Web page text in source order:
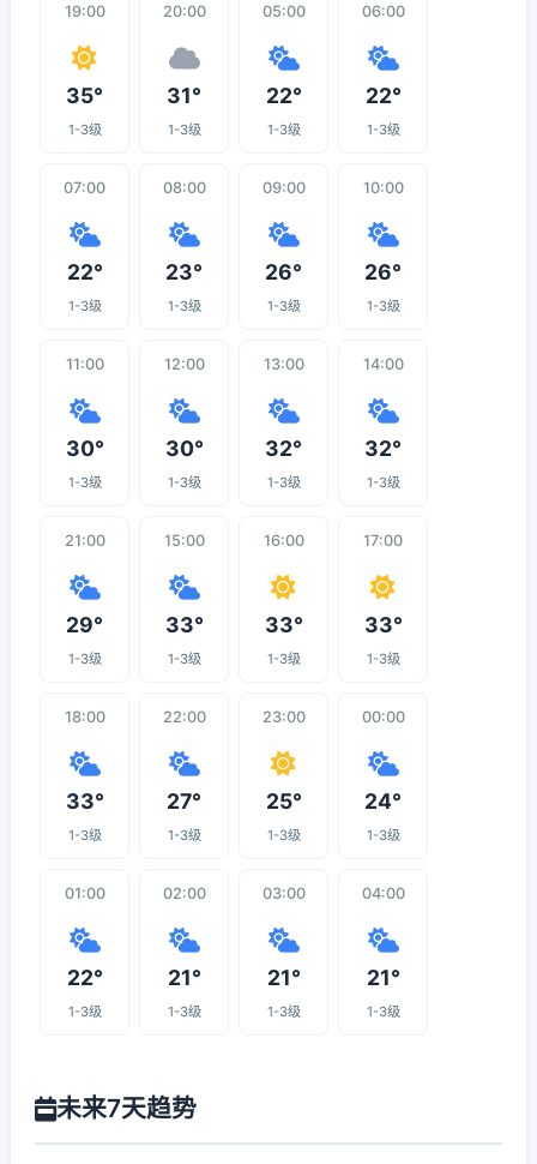
19:00
35°
1-3级
20:00
31°
1-3级
05:00
22°
1-3级
06:00
22°
1-3级
07:00
22°
1-3级
08:00
23°
1-3级
09:00
26°
1-3级
10:00
26°
1-3级
11:00
30°
1-3级
12:00
30°
1-3级
13:00
32°
1-3级
14:00
32°
1-3级
21:00
29°
1-3级
15:00
33°
1-3级
16:00
33°
1-3级
17:00
33°
1-3级
18:00
33°
1-3级
22:00
27°
1-3级
23:00
25°
1-3级
00:00
24°
1-3级
01:00
22°
1-3级
02:00
21°
1-3级
03:00
21°
1-3级
04:00
21°
1-3级
未来7天趋势